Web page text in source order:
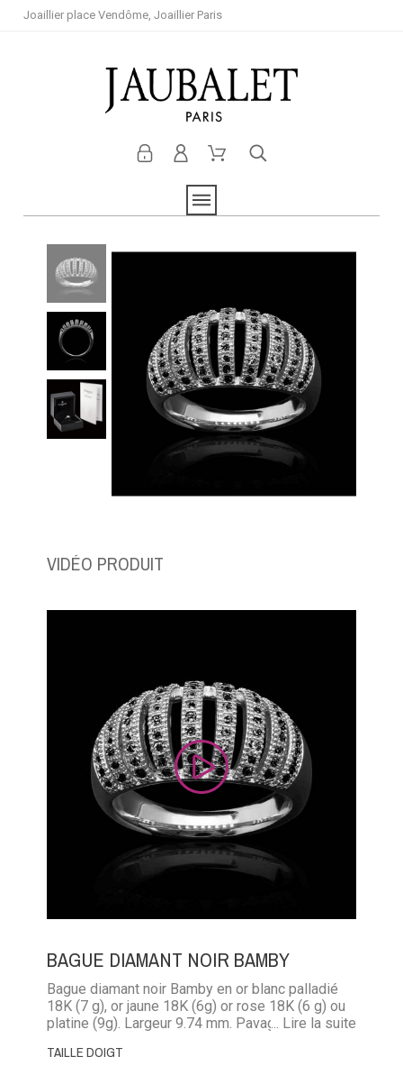
Joaillier place Vendôme, Joaillier Paris
VIDÉO PRODUIT
BAGUE DIAMANT NOIR BAMBY
Bague diamant noir Bamby en or blanc palladié
18K (7 g), or jaune 18K (6g) or rose 18K (6 g) ou
platine (9g). Largeur 9.74 mm. Pavage diamant
... Lire la suite
TAILLE DOIGT